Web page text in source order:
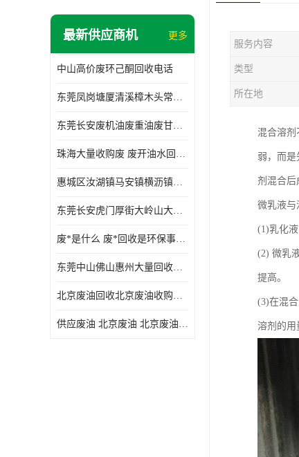
东莞回收废溶剂
废三氯乙烯回收
废混合溶剂回收
最新供应商机 更多
中山高价废环己酮回收电话
东莞凤岗塘厦清溪樟木头常平废液压油 废火花机油 废 废切削油 废齿轮油 废导轨油 废螺杆油
东莞长安废机油废重油废甘油废矿物油废燃料油废废润滑油废火花机油废油废齿轮油
珠海大量收购废 废开油水回收废酒精废废乙酯胶水废洗枪水废开油水废二废三氯丁脂乙脂废甲
惠城区汝湖镇马安镇横沥镇芦洲镇 惠阳新圩镇镇镇沙田镇废机油废液压油废润滑油废废火花机油废白电油废废齿轮油废白矿油废变压器油废燃料油
东莞长安虎门厚街大岭山大量回收废开油水废洗枪水废稀释剂
废*是什么 废*回收是环保事业吗
东莞中山佛山惠州大量回收废机油，废液压油，废润滑油，废，废火花机油，废白电油，废，废齿轮油，废白矿油，废变压器油，废燃料油，废切削油
北京废油回收北京废油收购再生注意的事项
供应废油 北京废油 北京废油回收 废油收购
服务内容
类型
所在地
混合溶
弱，而是
剂混合后
微乳液与
(1)乳化
(2) 微乳
提高。
(3)在混
溶剂的用